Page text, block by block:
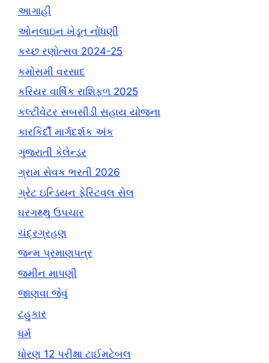
આગાહી
ઓનલાઇન ખેડૂત નોંધણી
કચ્છ રણોત્સવ 2024-25
કમોસમી વરસાદ
કરિયર વાર્ષિક રાશિફળ 2025
કલ્ટીવેટર સબસીડી સહાય યોજના
કારકિર્દી માર્ગદર્શક અંક
ગુજરાતી કેલેન્ડર
ગ્રામ સેવક ભરતી 2026
ગ્રેટ ઇન્ડિયન ફેસ્ટિવલ સેલ
ઘરગથ્થુ ઉપચાર
ચંદ્રગ્રહણ
જન્મ પ્રમાણપત્ર
જમીન માપણી
જાણવા જેવું
ટહુકાર
ધર્મ
ધોરણ 12 પરીક્ષા ટાઈમટેબલ